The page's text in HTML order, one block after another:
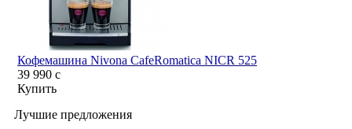
Кофемашина Nivona CafeRomatica NICR 525
39 990c
Купить
Лучшие предложения